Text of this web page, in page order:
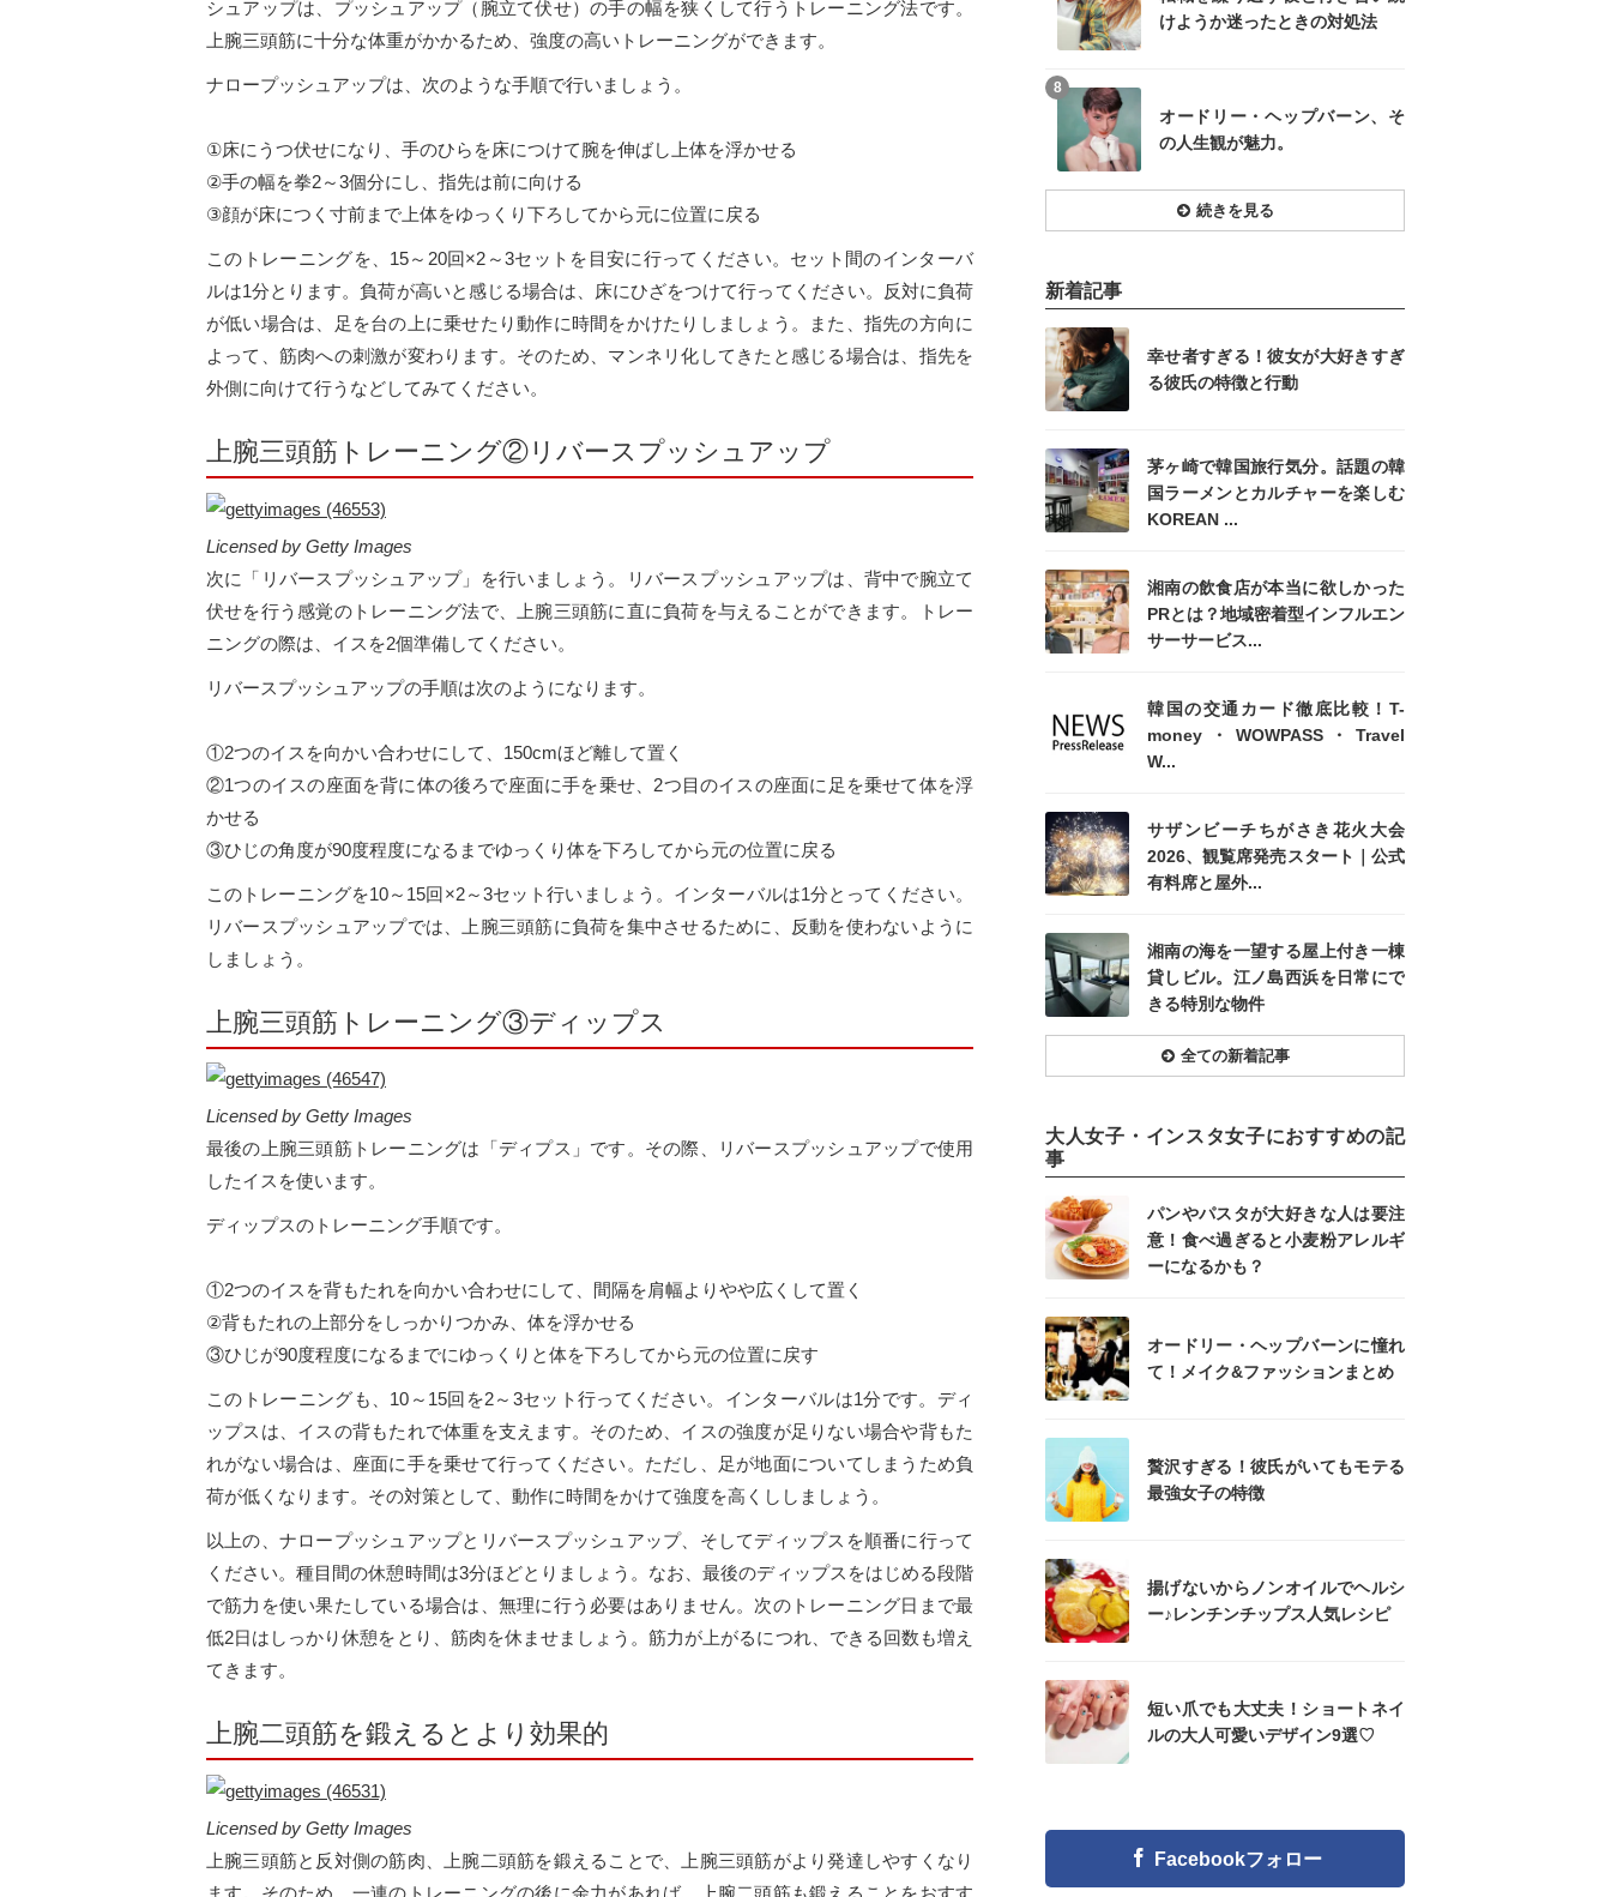
シュアップは、プッシュアップ（腕立て伏せ）の手の幅を狭くして行うトレーニング法です。
上腕三頭筋に十分な体重がかかるため、強度の高いトレーニングができます。
ナロープッシュアップは、次のような手順で行いましょう。
①床にうつ伏せになり、手のひらを床につけて腕を伸ばし上体を浮かせる
②手の幅を拳2～3個分にし、指先は前に向ける
③顔が床につく寸前まで上体をゆっくり下ろしてから元に位置に戻る
このトレーニングを、15～20回×2～3セットを目安に行ってください。セット間のインターバ
ルは1分とります。負荷が高いと感じる場合は、床にひざをつけて行ってください。反対に負荷
が低い場合は、足を台の上に乗せたり動作に時間をかけたりしましょう。また、指先の方向に
よって、筋肉への刺激が変わります。そのため、マンネリ化してきたと感じる場合は、指先を
外側に向けて行うなどしてみてください。
上腕三頭筋トレーニング②リバースプッシュアップ
Licensed by Getty Images
次に「リバースプッシュアップ」を行いましょう。リバースプッシュアップは、背中で腕立て
伏せを行う感覚のトレーニング法で、上腕三頭筋に直に負荷を与えることができます。トレー
ニングの際は、イスを2個準備してください。
リバースプッシュアップの手順は次のようになります。
①2つのイスを向かい合わせにして、150cmほど離して置く
②1つのイスの座面を背に体の後ろで座面に手を乗せ、2つ目のイスの座面に足を乗せて体を浮
かせる
③ひじの角度が90度程度になるまでゆっくり体を下ろしてから元の位置に戻る
このトレーニングを10～15回×2～3セット行いましょう。インターバルは1分とってください。
リバースプッシュアップでは、上腕三頭筋に負荷を集中させるために、反動を使わないように
しましょう。
上腕三頭筋トレーニング③ディップス
Licensed by Getty Images
最後の上腕三頭筋トレーニングは「ディプス」です。その際、リバースプッシュアップで使用
したイスを使います。
ディップスのトレーニング手順です。
①2つのイスを背もたれを向かい合わせにして、間隔を肩幅よりやや広くして置く
②背もたれの上部分をしっかりつかみ、体を浮かせる
③ひじが90度程度になるまでにゆっくりと体を下ろしてから元の位置に戻す
このトレーニングも、10～15回を2～3セット行ってください。インターバルは1分です。ディ
ップスは、イスの背もたれで体重を支えます。そのため、イスの強度が足りない場合や背もた
れがない場合は、座面に手を乗せて行ってください。ただし、足が地面についてしまうため負
荷が低くなります。その対策として、動作に時間をかけて強度を高くししましょう。
以上の、ナロープッシュアップとリバースプッシュアップ、そしてディップスを順番に行って
ください。種目間の休憩時間は3分ほどとりましょう。なお、最後のディップスをはじめる段階
で筋力を使い果たしている場合は、無理に行う必要はありません。次のトレーニング日まで最
低2日はしっかり休憩をとり、筋肉を休ませましょう。筋力が上がるにつれ、できる回数も増え
てきます。
上腕二頭筋を鍛えるとより効果的
Licensed by Getty Images
上腕三頭筋と反対側の筋肉、上腕二頭筋を鍛えることで、上腕三頭筋がより発達しやすくなり
ます。そのため、一連のトレーニングの後に余力があれば、上腕二頭筋も鍛えることをおすす
けようか迷ったときの対処法
オードリー・ヘップバーン、そ
の人生観が魅力。
8
続きを見る
新着記事
幸せ者すぎる！彼女が大好きすぎ
る彼氏の特徴と行動
茅ヶ崎で韓国旅行気分。話題の韓
国ラーメンとカルチャーを楽しむ
KOREAN ...
湘南の飲食店が本当に欲しかった
PRとは？地域密着型インフルエン
サーサービス...
韓国の交通カード徹底比較！T-
money・WOWPASS・Travel
W...
サザンビーチちがさき花火大会
2026、観覧席発売スタート｜公式
有料席と屋外...
湘南の海を一望する屋上付き一棟
貸しビル。江ノ島西浜を日常にで
きる特別な物件
全ての新着記事
大人女子・インスタ女子におすすめの記
事
パンやパスタが大好きな人は要注
意！食べ過ぎると小麦粉アレルギ
ーになるかも？
オードリー・ヘップバーンに憧れ
て！メイク&ファッションまとめ
贅沢すぎる！彼氏がいてもモテる
最強女子の特徴
揚げないからノンオイルでヘルシ
ー♪レンチンチップス人気レシピ
短い爪でも大丈夫！ショートネイ
ルの大人可愛いデザイン9選♡
Facebookフォロー